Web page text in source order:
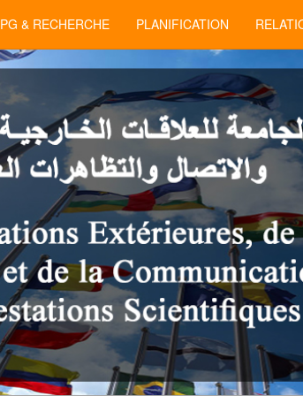
PG & RECHERCHE PLANIFICATION